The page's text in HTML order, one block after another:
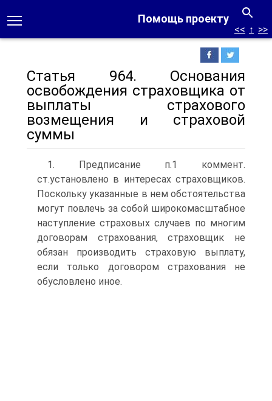
Помощь проекту
<< ↑ >>
Статья 964. Основания
освобождения страховщика от
выплаты страхового
возмещения и страховой
суммы
1. Предписание п.1 коммент.
ст.установлено в интересах страховщиков.
Поскольку указанные в нем обстоятельства
могут повлечь за собой широкомасштабное
наступление страховых случаев по многим
договорам страхования, страховщик не
обязан производить страховую выплату,
если только договором страхования не
обусловлено иное.